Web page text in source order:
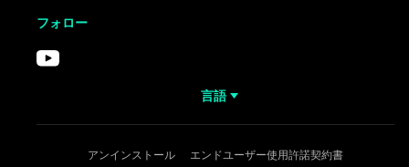
フォロー
言語
アンインストール エンドユーザー使用許諾契約書